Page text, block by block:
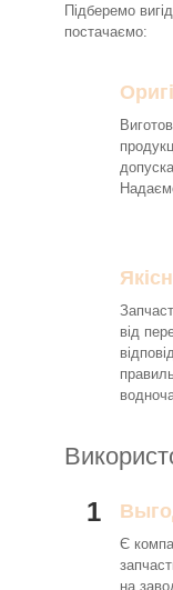
Підберемо
постачаємо:
від
1
Є
на